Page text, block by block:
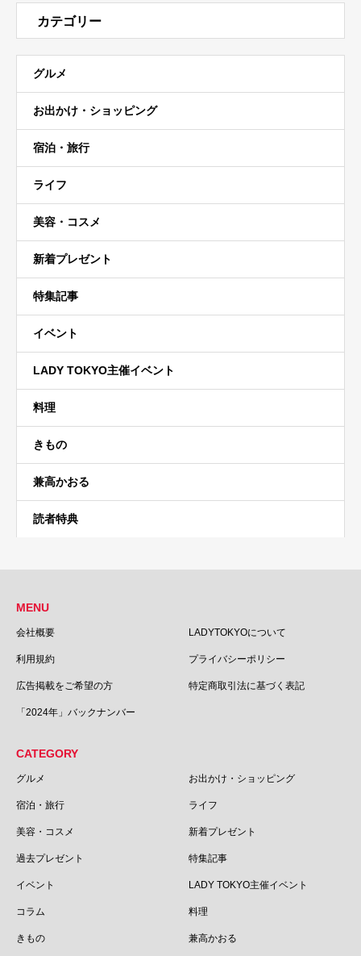
カテゴリー
グルメ
お出かけ・ショッピング
宿泊・旅行
ライフ
美容・コスメ
新着プレゼント
特集記事
イベント
LADY TOKYO主催イベント
料理
きもの
兼高かおる
読者特典
MENU
会社概要 LADYTOKYOについて
利用規約 プライバシーポリシー
広告掲載をご希望の方 特定商取引法に基づく表記
「2024年」バックナンバー
CATEGORY
グルメ お出かけ・ショッピング
宿泊・旅行 ライフ
美容・コスメ 新着プレゼント
過去プレゼント 特集記事
イベント LADY TOKYO主催イベント
コラム 料理
きもの 兼高かおる